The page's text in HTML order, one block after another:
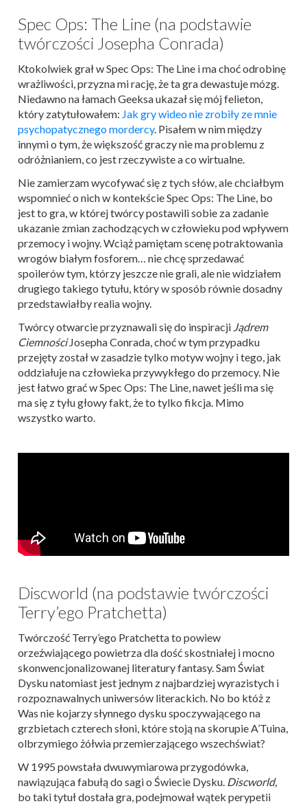
Spec Ops: The Line (na podstawie
twórczości Josepha Conrada)
Ktokolwiek grał w Spec Ops: The Line i ma choć odrobinę
wrażliwości, przyzna mi rację, że ta gra dewastuje mózg.
Niedawno na łamach Geeksa ukazał się mój felieton,
który zatytułowałem: Jak gry wideo nie zrobiły ze mnie
psychopatycznego mordercy. Pisałem w nim między
innymi o tym, że większość graczy nie ma problemu z
odróżnianiem, co jest rzeczywiste a co wirtualne.
Nie zamierzam wycofywać się z tych słów, ale chciałbym
wspomnieć o nich w kontekście Spec Ops: The Line, bo
jest to gra, w której twórcy postawili sobie za zadanie
ukazanie zmian zachodzących w człowieku pod wpływem
przemocy i wojny. Wciąż pamiętam scenę potraktowania
wrogów białym fosforem… nie chcę sprzedawać
spoilerów tym, którzy jeszcze nie grali, ale nie widziałem
drugiego takiego tytułu, który w sposób równie dosadny
przedstawiałby realia wojny.
Twórcy otwarcie przyznawali się do inspiracji Jądrem
CiemnościJosepha Conrada, choć w tym przypadku
przejęty został w zasadzie tylko motyw wojny i tego, jak
oddziałuje na człowieka przywykłego do przemocy. Nie
jest łatwo grać w Spec Ops: The Line, nawet jeśli ma się
ma się z tyłu głowy fakt, że to tylko fikcja. Mimo
wszystko warto.
Discworld (na podstawie twórczości
Terry’ego Pratchetta)
Twórczość Terry’ego Pratchetta to powiew
orzeźwiającego powietrza dla dość skostniałej i mocno
skonwencjonalizowanej literatury fantasy. Sam Świat
Dysku natomiast jest jednym z najbardziej wyrazistych i
rozpoznawalnych uniwersów literackich. No bo któż z
Was nie kojarzy słynnego dysku spoczywającego na
grzbietach czterech słoni, które stoją na skorupie A’Tuina,
olbrzymiego żółwia przemierzającego wszechświat?
W 1995 powstała dwuwymiarowa przygodówka,
nawiązująca fabułą do sagi o Świecie Dysku. Discworld,
bo taki tytuł dostała gra, podejmował wątek perypetii